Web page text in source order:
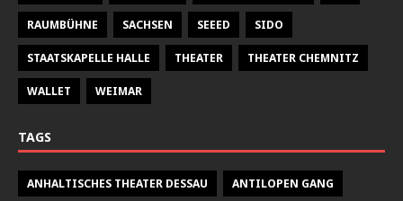
RAUMBÜHNE SACHSEN SEEED SIDO
STAATSKAPELLE HALLE THEATER THEATER CHEMNITZ
WALLET WEIMAR
TAGS
ANHALTISCHES THEATER DESSAU ANTILOPEN GANG